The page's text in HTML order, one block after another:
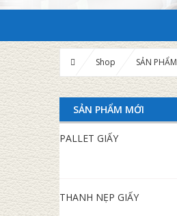
Shop SẢN PHẨM
SẢN PHẨM MỚI
PALLET GIẤY
THANH NẸP GIẤY